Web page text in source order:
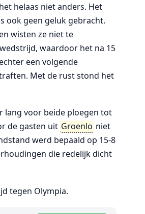
helaas niet anders. Het
ook geen geluk gebracht.
wisten ze niet te
waardoor het na 15
een volgende
Met de rust stond het
lang voor beide ploegen tot
de gasten uit Groenlo niet
werd bepaald op 15-8
die redelijk dicht
tegen Olympia.